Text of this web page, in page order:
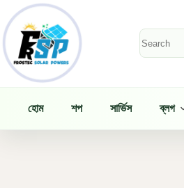
content
হোম শপ সার্ভিস ব্লগ